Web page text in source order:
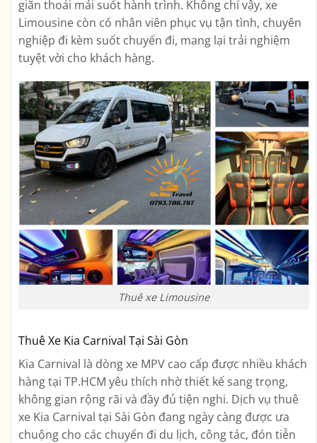
giãn thoải mái suốt hành trình. Không chỉ vậy, xe
Limousine còn có nhân viên phục vụ tận tình, chuyên
nghiệp đi kèm suốt chuyến đi, mang lại trải nghiệm
tuyệt vời cho khách hàng.
Thuê xe Limousine
Thuê Xe Kia Carnival Tại Sài Gòn
Kia Carnival là dòng xe MPV cao cấp được nhiều khách
hàng tại TP.HCM yêu thích nhờ thiết kế sang trọng,
không gian rộng rãi và đầy đủ tiện nghi. Dịch vụ thuê
xe Kia Carnival tại Sài Gòn đang ngày càng được ưa
chuộng cho các chuyến đi du lịch, công tác, đón tiễn